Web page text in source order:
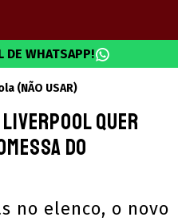
DE WHATSAPP!
(NÃO USAR)
quer
do
no elenco, o novo